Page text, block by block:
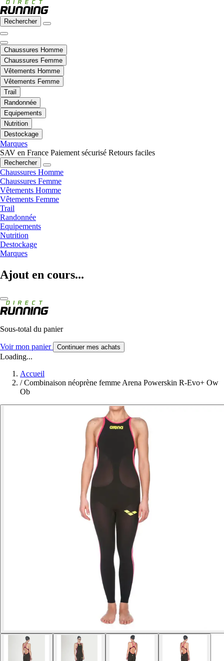
Rechercher
Chaussures Homme
Chaussures Femme
Vêtements Homme
Vêtements Femme
Trail
Randonnée
Equipements
Nutrition
Destockage
Marques
SAV en France Paiement sécurisé Retours faciles
Rechercher
Chaussures Homme
Chaussures Femme
Vêtements Homme
Vêtements Femme
Trail
Randonnée
Equipements
Nutrition
Destockage
Marques
Ajout en cours...
Sous-total du panier
Voir mon panier Continuer mes achats
Loading...
Accueil
/ Combinaison néoprène femme Arena Powerskin R-Evo+ Ow
Ob